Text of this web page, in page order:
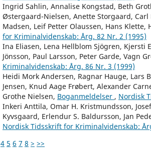
Ingrid Sahlin, Annalise Kongstad, Beth
Østergaard-Nielsen, Anette Storgaard,
Madsen, Leif Petter Olaussen, Hans Klette,
for Kriminalvidenskab: Årg. 82 Nr. 2 (1995)
Ina Eliasen, Lena Hellblom Sjögren, Kjersti
Jönsson, Paul Larsson, Peter Garde, Vagn
Kriminalvidenskab: Årg. 86 Nr. 3 (1999)
Heidi Mork Andersen, Ragnar Hauge, Lars
Jensen, Knud Aage Frøbert, Alexander
Grothe Nielsen, Boganmeldelser , Nordisk
Inkeri Anttila, Omar H. Kristmundsson,
Kyvsgaard, Erlendur S. Baldursson, Jan
Nordisk Tidsskrift for Kriminalvidenskab:
4 5 6 7 8 > >>